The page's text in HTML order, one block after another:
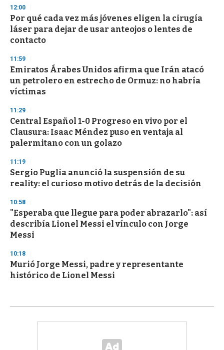
d
s
12:00
Por qué cada vez más jóvenes eligen la cirugía
láser para dejar de usar anteojos o lentes de
contacto
11:59
Emiratos Árabes Unidos afirma que Irán atacó
un petrolero en estrecho de Ormuz: no habría
víctimas
11:29
Central Español 1-0 Progreso en vivo por el
Clausura: Isaac Méndez puso en ventaja al
palermitano con un golazo
11:19
Sergio Puglia anunció la suspensión de su
reality: el curioso motivo detrás de la decisión
10:58
"Esperaba que llegue para poder abrazarlo": así
describía Lionel Messi el vínculo con Jorge
Messi
10:18
Murió Jorge Messi, padre y representante
histórico de Lionel Messi